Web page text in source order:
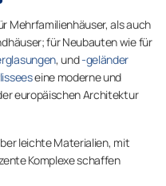
Mehrfamilienhäuser, als auch
für Neubauten wie für
, und-geländer
eine moderne und
europäischen Architektur
leichte Materialien, mit
Komplexe schaffen